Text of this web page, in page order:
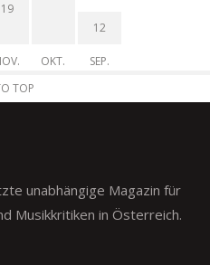
19
OKT.
12
SEP.
TOP
unabhängige Magazin für
Musikkritiken in Österreich.